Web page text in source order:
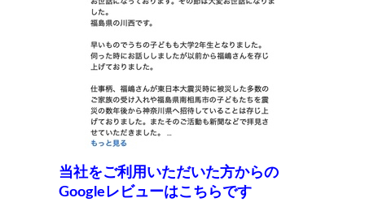
当社をご利用いただいた方からの
Googleレビューはこちらです